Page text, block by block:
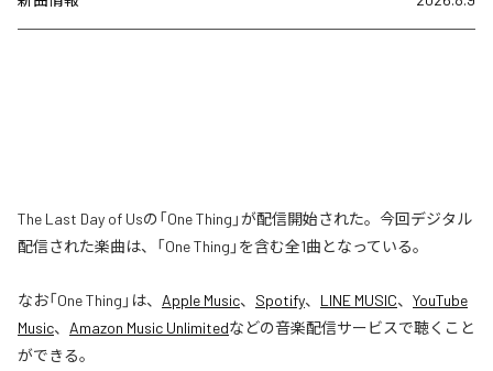
The Last Day of Usの「One Thing」が配信開始された。今回デジタル
配信された楽曲は、「One Thing」を含む全1曲となっている。
なお「One Thing 」は、 Apple Music、 Spotify、 LINE MUSIC、 YouTube
Music、 Amazon Music Unlimitedなどの音楽配信サービスで聴くこと
ができる。